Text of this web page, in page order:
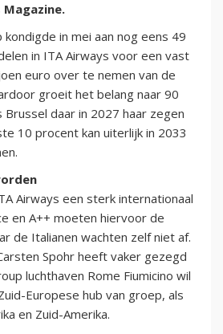
kondigde in mei aan nog eens 49
in ITA Airways voor een vast
euro over te nemen van de
groeit het belang naar 90
Brussel daar in 2027 haar zegen
10 procent kan uiterlijk in 2033
Airways een sterk internationaal
en A++ moeten hiervoor de
de Italianen wachten zelf niet af.
Spohr heeft vaker gezegd
luchthaven Rome Fiumicino wil
Europese hub van groep, als
en Zuid-Amerika.